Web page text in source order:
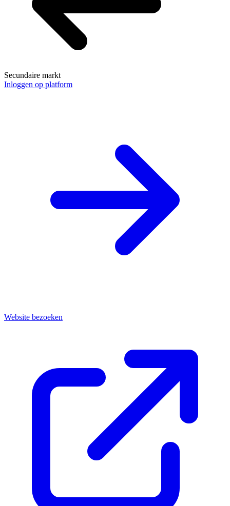
Secundaire markt
Inloggen op platform
Website bezoeken